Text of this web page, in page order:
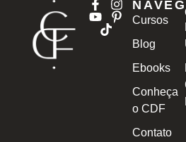
Cursos
Blog
Ebooks
Conheça
o CDF
Contato